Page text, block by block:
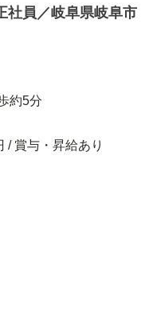
社員／岐阜県岐阜市
約5分
/ 賞与・昇給あり